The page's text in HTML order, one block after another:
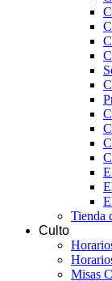
Tienda
Culto
Misas